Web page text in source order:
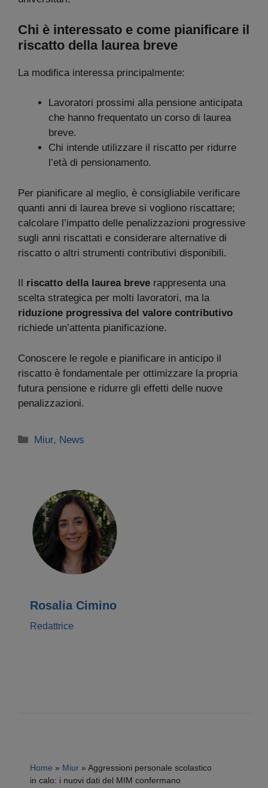
Chi è interessato e come pianificare il
riscatto della laurea breve
La modifica interessa principalmente:
Lavoratori prossimi alla pensione anticipata
che hanno frequentato un corso di laurea
breve.
Chi intende utilizzare il riscatto per ridurre
l’età di pensionamento.
Per pianificare al meglio, è consigliabile verificare
quanti anni di laurea breve si vogliono riscattare;
calcolare l’impatto delle penalizzazioni progressive
sugli anni riscattati e considerare alternative di
riscatto o altri strumenti contributivi disponibili.
riscatto della laurea breve rappresenta una
scelta strategica per molti lavoratori, ma la
riduzione progressiva del valore contributivo
richiede un’attenta pianificazione.
Conoscere le regole e pianificare in anticipo il
riscatto è fondamentale per ottimizzare la propria
futura pensione e ridurre gli effetti delle nuove
penalizzazioni.
Categorie
Miur, News
Rosalia Cimino
Redattrice
Home » Miur » Aggressioni personale scolastico
in calo: i nuovi dati del MIM confermano